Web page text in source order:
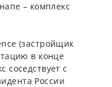
– комплекс
(застройщик
в конце
соседствует с
России